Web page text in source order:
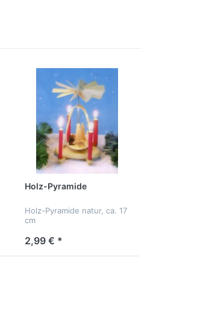
Holz-Pyramide
Holz-Pyramide natur, ca. 17
cm
2,99 € *